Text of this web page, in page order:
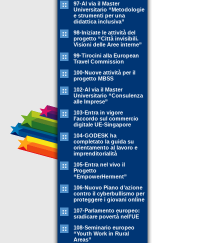
97-Al via il Master
Universitario “Metodologie
e strumenti per una
didattica inclusiva”
98-Iniziate le attività del
progetto “Città invisibili.
Visioni delle Aree interne”
99-Tirocini alla European
Travel Commission
100-Nuove attività per il
progetto MBSS
102-Al via il Master
Universitario “Consulenza
alle Imprese”
103-Entra in vigore
l’accordo sul commercio
digitale UE-Singapore
104-GODESK ha
completato la guida su
orientamento al lavoro e
imprenditorialità
105-Entra nel vivo il
Progetto
“EmpowerHerment”
106-Nuovo Piano d’azione
contro il cyberbullismo per
proteggere i giovani online
107-Parlamento europeo:
sradicare povertà nell’UE
108-Seminario europeo
“Youth Work in Rural
Areas”